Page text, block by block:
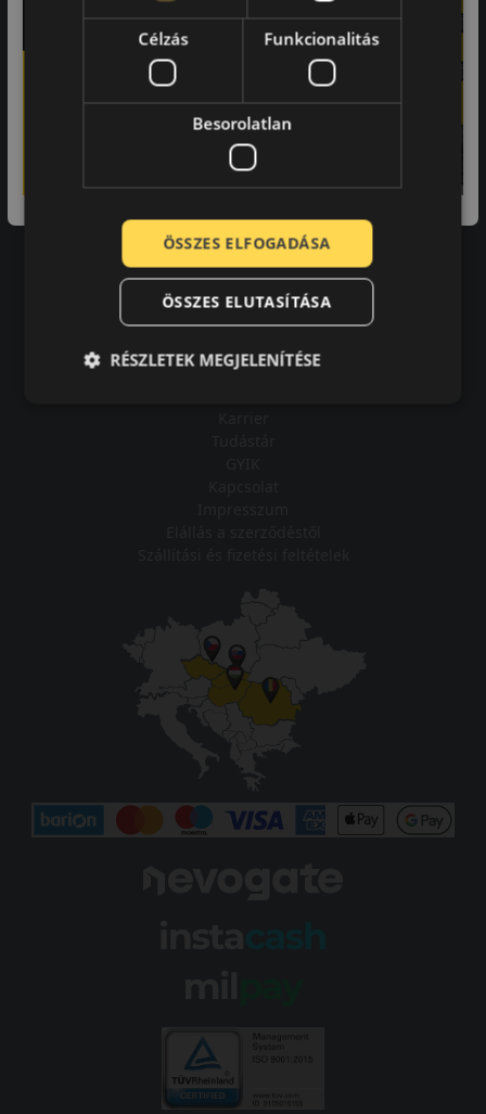
Laca
A bolt vásárlója
Minden tökéletesen működik.
Adatvédelmi tájékoztató
Célzás Funkcionalitás
Besorolatlan
ÖSSZES ELFOGADÁSA
ÖSSZES ELUTASÍTÁSA
RÉSZLETEK MEGJELENÍTÉSE